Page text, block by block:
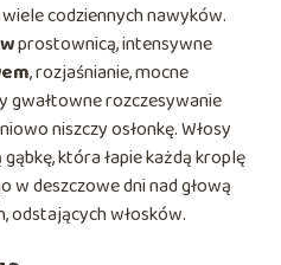
codziennych nawyków.
prostownicą, intensywne
, rozjaśnianie, mocne
gwałtowne rozczesywanie
niszczy osłonkę. Włosy
która łapie każdą kroplę
w deszczowe dni nad głową
odstających włosków.